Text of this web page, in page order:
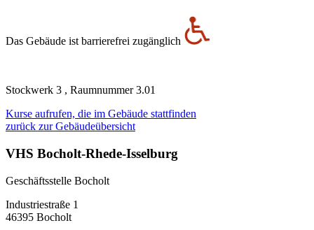
Das Gebäude ist barrierefrei zugänglich
Stockwerk 3 , Raumnummer 3.01
Kurse aufrufen, die im Gebäude stattfinden
zurück zur Gebäudeübersicht
VHS Bocholt-Rhede-Isselburg
Geschäftsstelle Bocholt
Industriestraße 1
46395 Bocholt